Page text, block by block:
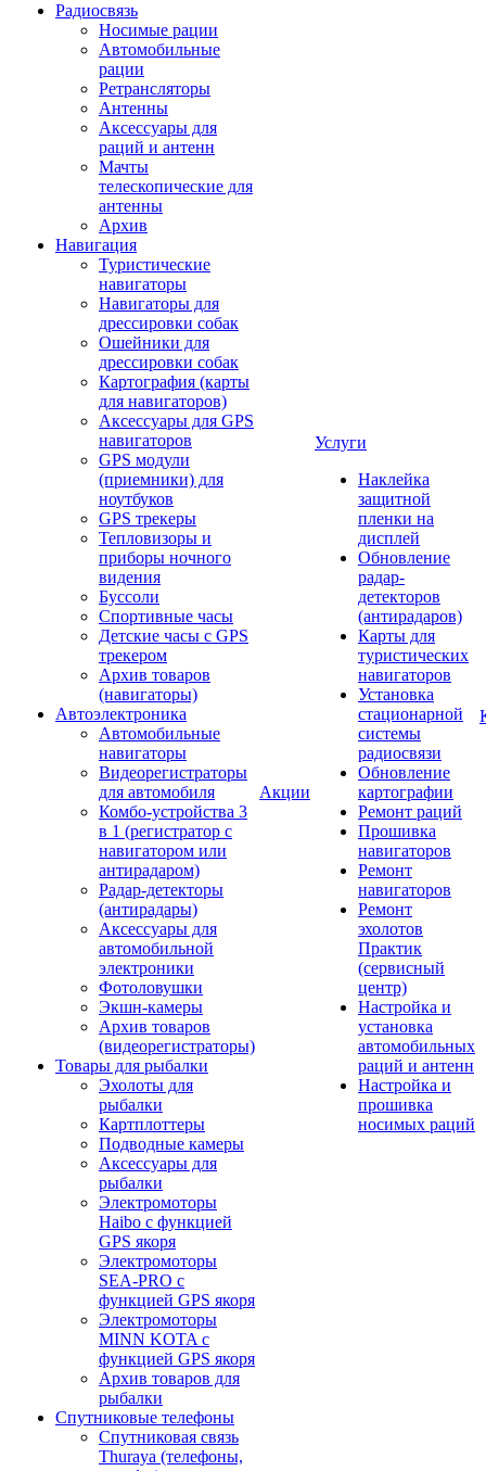
Радиосвязь
Носимые рации
Автомобильные
рации
Ретрансляторы
Антенны
Аксессуары для
раций и антенн
Мачты
телескопические для
антенны
Архив
Навигация
Туристические
навигаторы
Навигаторы для
дрессировки собак
Ошейники для
дрессировки собак
Картография (карты
для навигаторов)
Аксессуары для GPS
навигаторов
GPS модули
(приемники) для
ноутбуков
GPS трекеры
Тепловизоры и
приборы ночного
видения
Буссоли
Спортивные часы
Детские часы с GPS
трекером
Архив товаров
(навигаторы)
Автоэлектроника
Автомобильные
навигаторы
Видеорегистраторы
для автомобиля
Комбо-устройства 3
в 1 (регистратор с
навигатором или
антирадаром)
Радар-детекторы
(антирадары)
Аксессуары для
автомобильной
электроники
Фотоловушки
Экшн-камеры
Архив товаров
(видеорегистраторы)
Товары для рыбалки
Эхолоты для
рыбалки
Картплоттеры
Подводные камеры
Аксессуары для
рыбалки
Электромоторы
Haibo с функцией
GPS якоря
Электромоторы
SEA-PRO с
функцией GPS якоря
Электромоторы
MINN KOTA с
функцией GPS якоря
Архив товаров для
рыбалки
Спутниковые телефоны
Спутниковая связь
Thuraya (телефоны,
Акции
Услуги
Наклейка
защитной
пленки на
дисплей
Обновление
радар-
детекторов
(антирадаров)
Карты для
туристических
навигаторов
Установка
стационарной
системы
радиосвязи
Обновление
картографии
Ремонт раций
Прошивка
навигаторов
Ремонт
навигаторов
Ремонт
эхолотов
Практик
(сервисный
центр)
Настройка и
установка
автомобильных
раций и антенн
Настройка и
прошивка
носимых раций